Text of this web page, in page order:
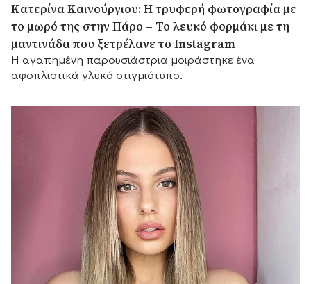
Κατερίνα Καινούργιου: Η τρυφερή φωτογραφία με
το μωρό της στην Πάρο – Το λευκό φορμάκι με τη
μαντινάδα που ξετρέλανε το Instagram
Η αγαπημένη παρουσιάστρια μοιράστηκε ένα
αφοπλιστικά γλυκό στιγμιότυπο.